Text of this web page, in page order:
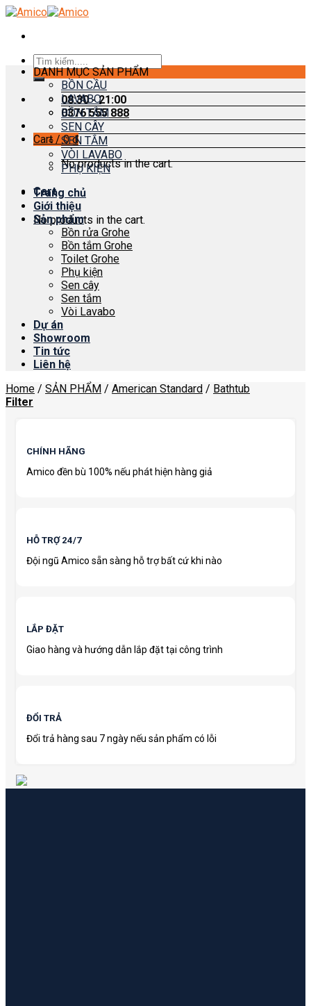
Skip
content
Search
for:
08:30 - 21:00
0376 555 888
Cart /0₫
No products in the cart.
Cart
No products in the cart.
DANH MỤC SẢN PHẨM
BỒN CẦU
LAVABO
BỒN TẮM
SEN CÂY
SEN TẮM
VÒI LAVABO
PHỤ KIỆN
Trang chủ
Giới thiệu
Sản phẩm
Bồn rửa Grohe
Bồn tắm Grohe
Toilet Grohe
Phụ kiện
Sen cây
Sen tắm
Vòi Lavabo
Dự án
Showroom
Tin tức
Liên hệ
Home / SẢN PHẨM / American Standard / Bathtub
Filter
CHÍNH HÃNG
Amico đền bù 100% nếu phát hiện hàng giả
HỖ TRỢ 24/7
Đội ngũ Amico sẵn sàng hỗ trợ bất cứ khi nào
LẮP ĐẶT
Giao hàng và hướng dẫn lắp đặt tại công trình
ĐỔI TRẢ
Đổi trả hàng sau 7 ngày nếu sản phẩm có lỗi